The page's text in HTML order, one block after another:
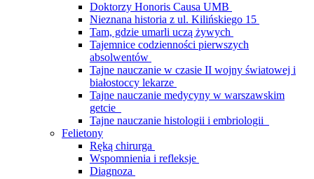
Doktorzy Honoris Causa UMB
Nieznana historia z ul. Kilińskiego 15
Tam, gdzie umarli uczą żywych
Tajemnice codzienności pierwszych
absolwentów
Tajne nauczanie w czasie II wojny światowej i
białostoccy lekarze
Tajne nauczanie medycyny w warszawskim
getcie
Tajne nauczanie histologii i embriologii
Felietony
Ręką chirurga
Wspomnienia i refleksje
Diagnoza